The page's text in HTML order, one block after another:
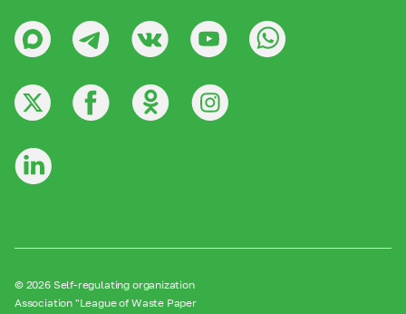
© 2026 Self-regulating organization
Association "League of Waste Paper